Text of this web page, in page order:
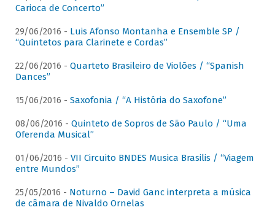
Carioca de Concerto”
29/06/2016 - Luis Afonso Montanha e Ensemble SP /
“Quintetos para Clarinete e Cordas”
22/06/2016 - Quarteto Brasileiro de Violões / “Spanish
Dances”
15/06/2016 - Saxofonia / “A História do Saxofone”
08/06/2016 - Quinteto de Sopros de São Paulo / “Uma
Oferenda Musical”
01/06/2016 - VII Circuito BNDES Musica Brasilis / “Viagem
entre Mundos”
25/05/2016 - Noturno – David Ganc interpreta a música
de câmara de Nivaldo Ornelas